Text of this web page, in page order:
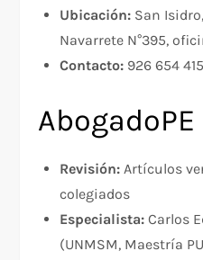
Ubicación: San
Navarrete N°395,
Contacto: 926 654 415
AbogadoPE
Revisión: Artículos
colegiados
Especialista: Carlos
(UNMSM, Maestría